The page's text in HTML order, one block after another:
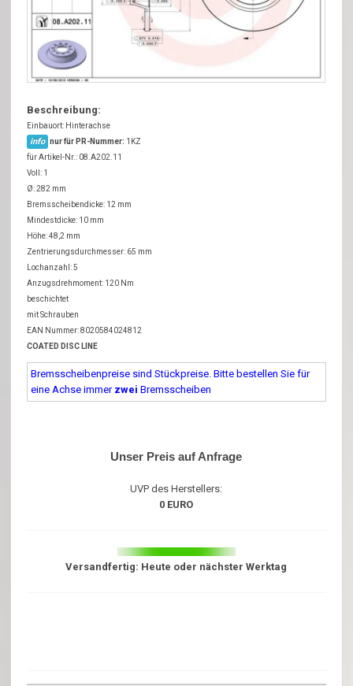
Beschreibung:
Einbauort: Hinterachse
info nur für PR-Nummer: 1KZ
für Artikel-Nr.: 08.A202.11
Voll: 1
Ø: 282 mm
Bremsscheibendicke: 12 mm
Mindestdicke: 10 mm
Höhe: 48,2 mm
Zentrierungsdurchmesser: 65 mm
Lochanzahl: 5
Anzugsdrehmoment: 120 Nm
beschichtet
mit Schrauben
EAN Nummer: 8020584024812
COATED DISC LINE
Bremsscheibenpreise sind Stückpreise. Bitte bestellen Sie für
eine Achse immer zwei Bremsscheiben
Unser Preis auf Anfrage
UVP des Herstellers:
0 EURO
Versandfertig: Heute oder nächster Werktag